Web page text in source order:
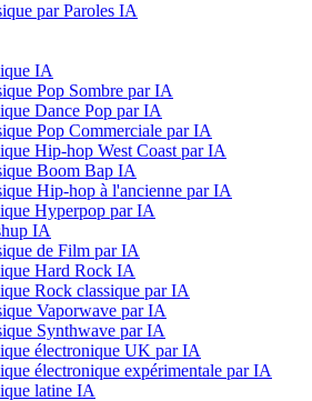
par Paroles IA
IA
Pop Sombre par IA
Dance Pop par IA
Pop Commerciale par IA
Hip-hop West Coast par IA
Boom Bap IA
Hip-hop à l'ancienne par IA
Hyperpop par IA
IA
de Film par IA
Hard Rock IA
Rock classique par IA
Vaporwave par IA
Synthwave par IA
électronique UK par IA
électronique expérimentale par IA
latine IA